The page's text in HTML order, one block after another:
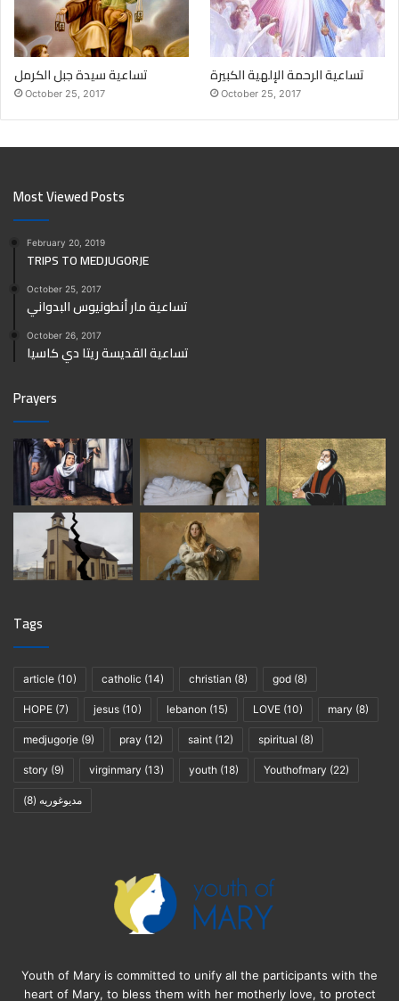
تساعية سيدة جبل الكرمل
October 25, 2017
تساعية الرحمة الإلهية الكبيرة
October 25, 2017
Most Viewed Posts
February 20, 2019
TRIPS TO MEDJUGORJE
October 25, 2017
تساعية مار أنطونيوس البدواني
October 26, 2017
تساعية القديسة ريتا دي كاسيا
Prayers
Tags
article (10) catholic (14) christian (8) god (8)
HOPE (7) jesus (10) lebanon (15) LOVE (10) mary (8)
medjugorje (9) pray (12) saint (12) spiritual (8)
story (9) virginmary (13) youth (18) Youthofmary (22)
مديوغوريه (8)
Youth of Mary is committed to unify all the participants with the
heart of Mary, to bless them with her motherly love, to protect